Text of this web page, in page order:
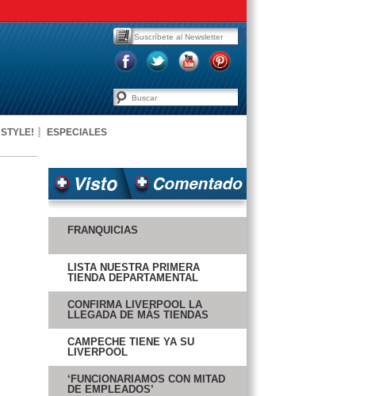
STYLE! ESPECIALES
FRANQUICIAS
LISTA NUESTRA PRIMERA
TIENDA DEPARTAMENTAL
CONFIRMA LIVERPOOL LA
LLEGADA DE MÁS TIENDAS
CAMPECHE TIENE YA SU
LIVERPOOL
‘FUNCIONARÍAMOS CON MITAD
DE EMPLEADOS’